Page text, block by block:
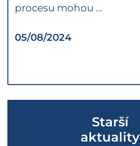
procesu mohou …
05/08/2024
Starší
aktuality